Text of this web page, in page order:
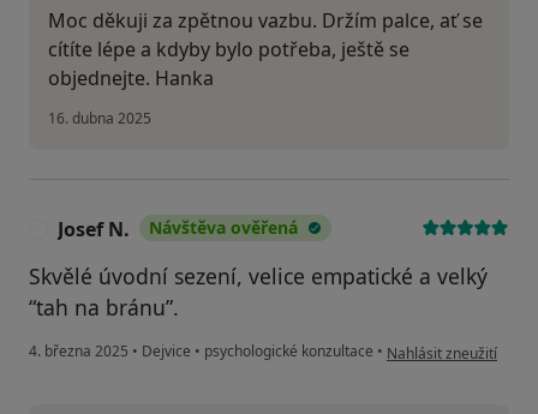
Moc děkuji za zpětnou vazbu. Držím palce, ať se
cítíte lépe a kdyby bylo potřeba, ještě se
objednejte. Hanka
16. dubna 2025
Josef N. Návštěva ověřená
Skvělé úvodní sezení, velice empatické a velký
“tah na bránu”.
4. března 2025 • Dejvice • psychologické konzultace • podle názoru uživatele
Nahlásit zneužití